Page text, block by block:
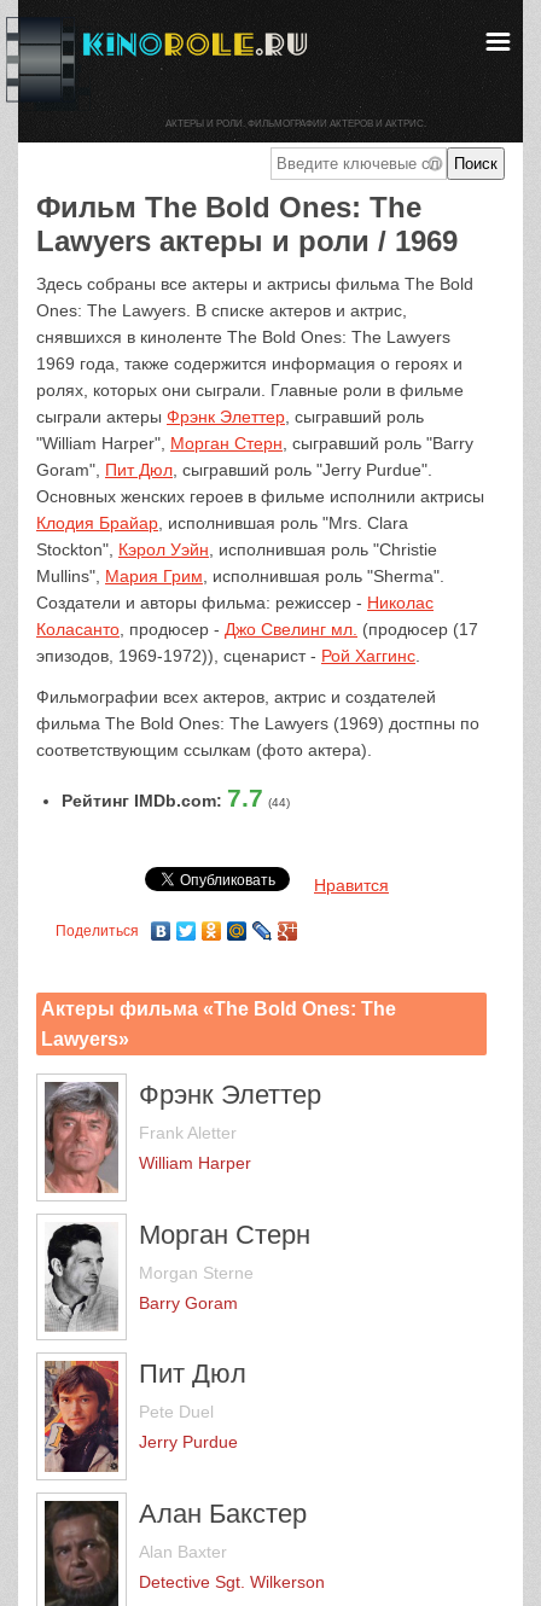
Фильм The Bold Ones: The
Lawyers актеры и роли / 1969
Здесь собраны все актеры и актрисы фильма The Bold
Ones: The Lawyers. В списке актеров и актрис,
снявшихся в киноленте The Bold Ones: The Lawyers
1969 года, также содержится информация о героях и
ролях, которых они сыграли. Главные роли в фильме
сыграли актеры Фрэнк Элеттер , сыгравший роль
"William Harper", Морган Стерн , сыгравший роль "Barry
Goram", Пит Дюл , сыгравший роль "Jerry Purdue".
Основных женских героев в фильме исполнили актрисы
Клодия Брайар , исполнившая роль "Mrs. Clara
Stockton", Кэрол Уэйн , исполнившая роль "Christie
Mullins", Мария Грим , исполнившая роль "Sherma".
Создатели и авторы фильма: режиссер - Николас
Коласанто , продюсер - Джо Свелинг мл. (продюсер (17
эпизодов, 1969-1972)), сценарист - Рой Хаггинс
Фильмографии всех актеров, актрис и создателей
фильма The Bold Ones: The Lawyers (1969) достпны по
соответствующим ссылкам (фото актера).
Рейтинг IMDb.com: 7.7 (44)
Нравится
Поделиться
Актеры фильма «The Bold Ones: The
Lawyers»
Фрэнк Элеттер
Frank Aletter
William Harper
Морган Стерн
Morgan Sterne
Barry Goram
Пит Дюл
Pete Duel
Jerry Purdue
Алан Бакстер
Alan Baxter
Detective Sgt. Wilkerson
АКТЕРЫ И РОЛИ. ФИЛЬМОГРАФИИ АКТЕРОВ И АКТРИС.